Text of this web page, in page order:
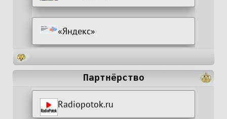
«Яндекс»
Партнёрство
Radiopotok.ru